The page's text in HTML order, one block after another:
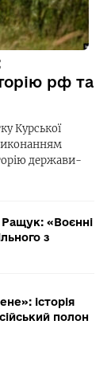
рф та
Курської
держави-
«Воєнні
з
історія
полон